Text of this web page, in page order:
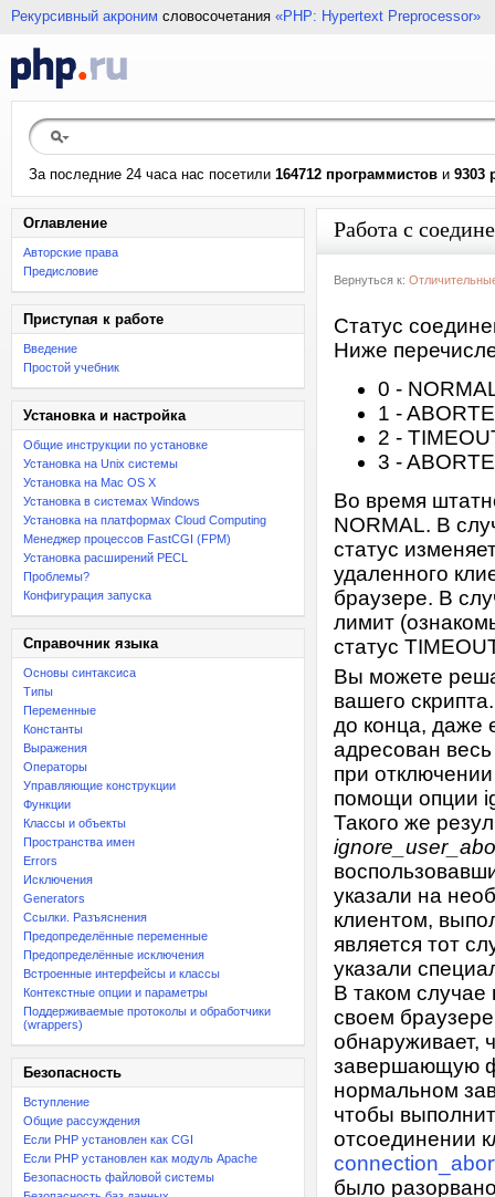
Рекурсивный акроним словосочетания «PHP: Hypertext Preprocessor»
За последние 24 часа нас посетили 164712 программистов и 9303
Оглавление
Авторские права
Предисловие
Приступая к работе
Введение
Простой учебник
Установка и настройка
Общие инструкции по установке
Установка на Unix системы
Установка на Mac OS X
Установка в системах Windows
Установка на платформах Cloud Computing
Менеджер процессов FastCGI (FPM)
Установка расширений PECL
Проблемы?
Конфигурация запуска
Справочник языка
Основы синтаксиса
Типы
Переменные
Константы
Выражения
Операторы
Управляющие конструкции
Функции
Классы и объекты
Пространства имен
Errors
Исключения
Generators
Ссылки. Разъяснения
Предопределённые переменные
Предопределённые исключения
Встроенные интерфейсы и классы
Контекстные опции и параметры
Поддерживаемые протоколы и обработчики
(wrappers)
Безопасность
Вступление
Общие рассуждения
Если PHP установлен как CGI
Если PHP установлен как модуль Apache
Безопасность файловой системы
Работа с
Вернуться к:
Статус
Ниже
0 -
1 -
2 -
3 -
Во время
NORMAL. В
статус
удаленного
браузере. В
лимит
статус
Вы можете
вашего
до конца, даже
адресован
при
помощи опции
Такого же
указали на
клиентом,
является тот
указали
В таком случае
своем
обнаруживает,
завершающую
нормальном
чтобы
отсоединении
было